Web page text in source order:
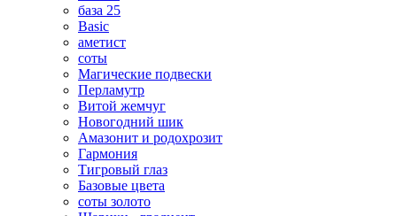
база 25
Basic
аметист
соты
Магические подвески
Перламутр
Витой жемчуг
Новогодний шик
Амазонит и родохрозит
Гармония
Тигровый глаз
Базовые цвета
соты золото